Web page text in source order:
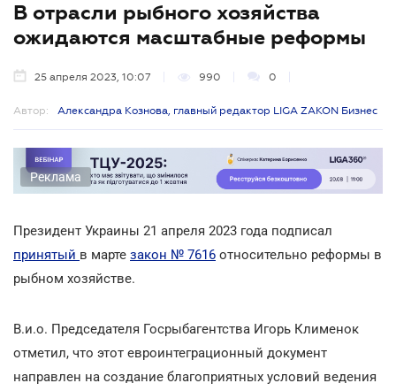
В отрасли рыбного хозяйства
ожидаются масштабные реформы
25 апреля 2023, 10:07 990 0
Автор: Александра Кознова, главный редактор LIGA ZAKON Бизнес
Реклама
Президент Украины 21 апреля 2023 года подписал
принятый в марте закон № 7616 относительно реформы в
рыбном хозяйстве.
В.и.о. Председателя Госрыбагентства Игорь Клименок
отметил, что этот евроинтеграционный документ
направлен на создание благоприятных условий ведения